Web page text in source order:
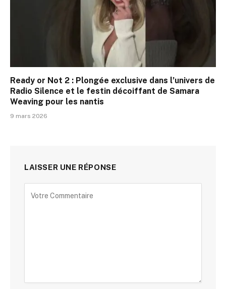
Ready or Not 2 : Plongée exclusive dans l’univers de
Radio Silence et le festin décoiffant de Samara
Weaving pour les nantis
9 mars 2026
LAISSER UNE RÉPONSE